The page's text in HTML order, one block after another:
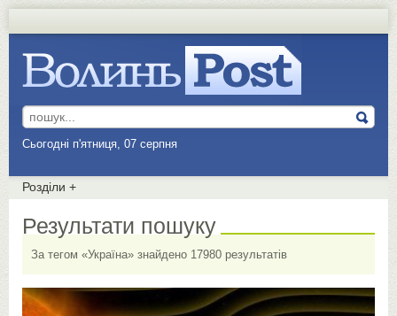
Сьогодні п'ятниця, 07 серпня
Розділи +
Результати пошуку
За тегом «Україна» знайдено 17980 результатів